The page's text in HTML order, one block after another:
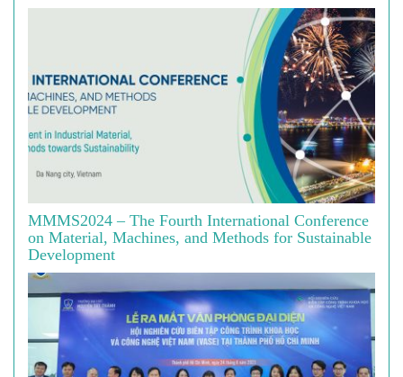
MMMS2024 – The Fourth International Conference
on Material, Machines, and Methods for Sustainable
Development